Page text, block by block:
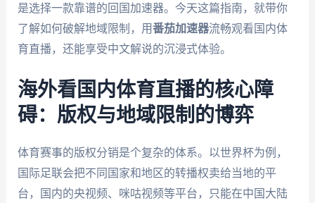
是选择一款靠谱的回国加速器。今天这篇指南，就带你
了解如何破解地域限制，用番茄加速器流畅观看国内体
育直播，还能享受中文解说的沉浸式体验。
海外看国内体育直播的核心障
碍：版权与地域限制的博弈
体育赛事的版权分销是个复杂的体系。以世界杯为例，
国际足联会把不同国家和地区的转播权卖给当地的平
台，国内的央视频、咪咕视频等平台，只能在中国大陆